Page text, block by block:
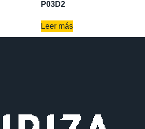
P03D2
Leer más